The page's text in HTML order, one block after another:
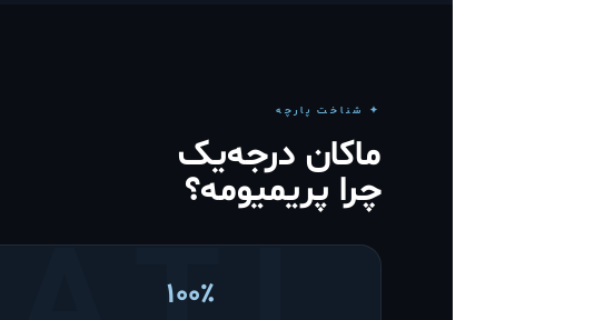
✦ شناخت پارچه
ماکان درجه‌یک
چرا پریمیومه؟
۱۰۰٪